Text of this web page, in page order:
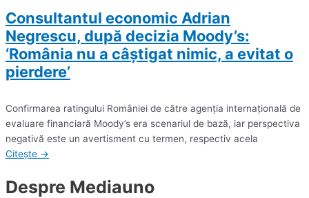
Consultantul economic Adrian
Negrescu, după decizia Moody’s:
‘România nu a câştigat nimic, a evitat o
pierdere’
Confirmarea ratingului României de către agenţia internaţională de
evaluare financiară Moody’s era scenariul de bază, iar perspectiva
negativă este un avertisment cu termen, respectiv acela
Citește →
Despre Mediauno